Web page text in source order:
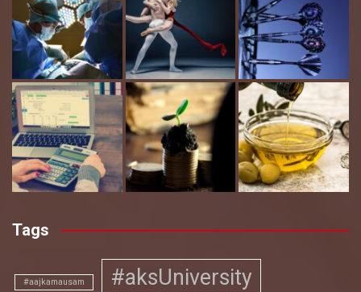
Tags
#aajkamausam #aksUniversity